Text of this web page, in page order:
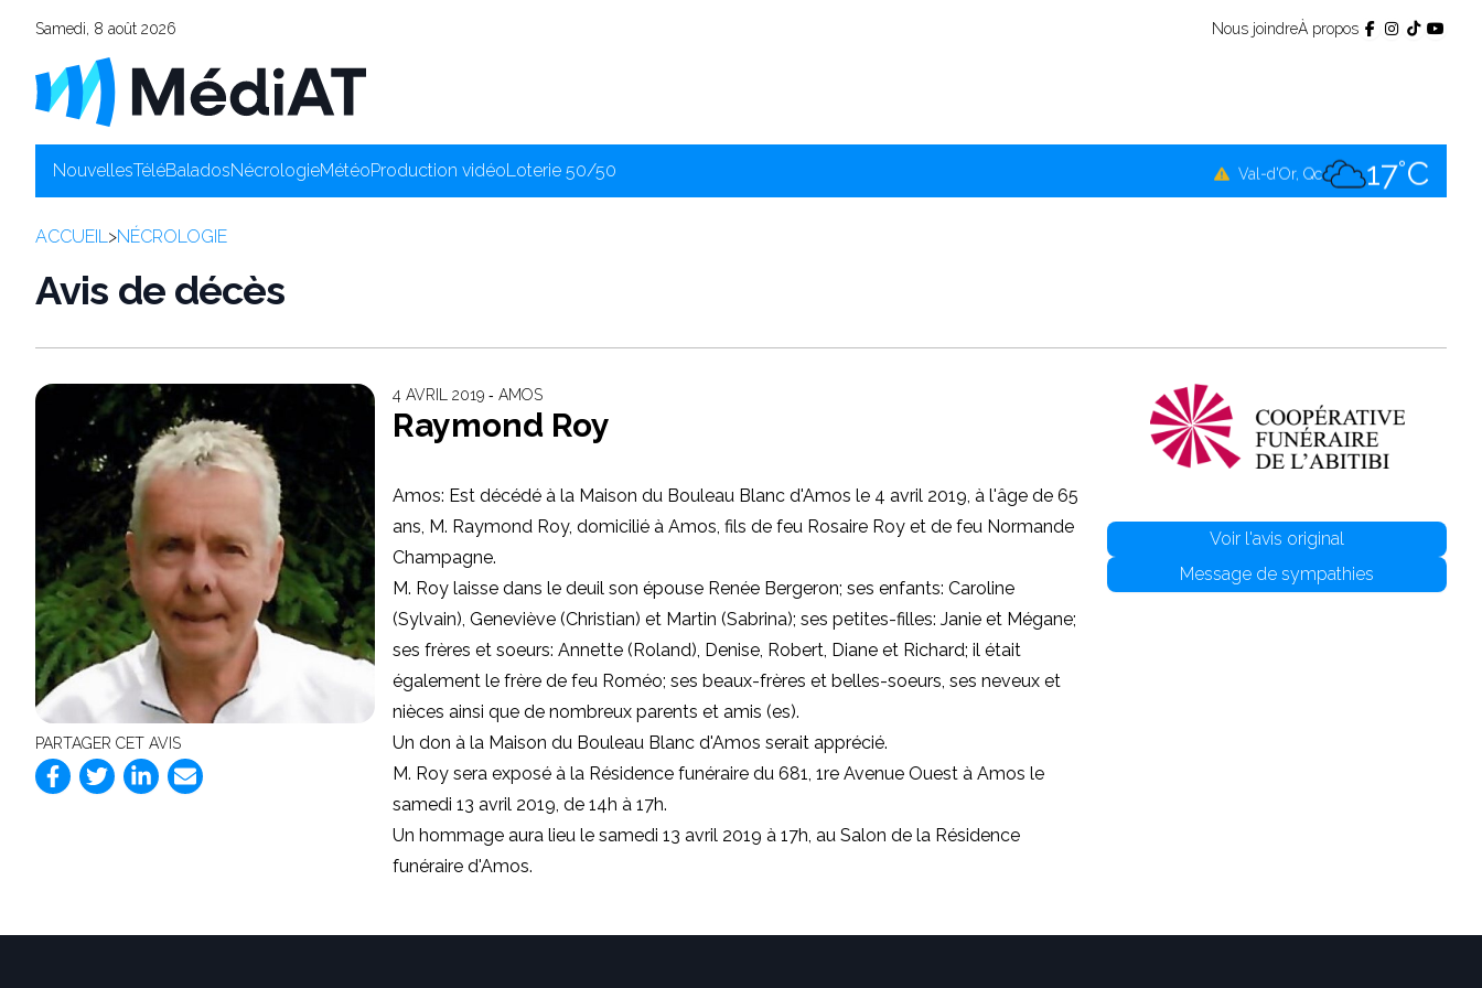
Samedi, 8 août 2026 Nous joindreÀ propos
NouvellesTéléBaladosNécrologieMétéoProduction vidéoLoterie 50/50 Val-d'Or, Qc 17°C
ACCUEIL>NÉCROLOGIE
Avis de décès
PARTAGER CET AVIS
4 AVRIL 2019 ‐ AMOS
Raymond Roy
Amos: Est décédé à la Maison du Bouleau Blanc d'Amos le 4 avril 2019, à l'âge de 65
ans, M. Raymond Roy, domicilié à Amos, fils de feu Rosaire Roy et de feu Normande
Champagne.
M. Roy laisse dans le deuil son épouse Renée Bergeron; ses enfants: Caroline
(Sylvain), Geneviève (Christian) et Martin (Sabrina); ses petites-filles: Janie et Mégane;
ses frères et soeurs: Annette (Roland), Denise, Robert, Diane et Richard; il était
également le frère de feu Roméo; ses beaux-frères et belles-soeurs, ses neveux et
nièces ainsi que de nombreux parents et amis (es).
Un don à la Maison du Bouleau Blanc d'Amos serait apprécié.
M. Roy sera exposé à la Résidence funéraire du 681, 1re Avenue Ouest à Amos le
samedi 13 avril 2019, de 14h à 17h.
Un hommage aura lieu le samedi 13 avril 2019 à 17h, au Salon de la Résidence
funéraire d'Amos.
Voir l'avis original
Message de sympathies